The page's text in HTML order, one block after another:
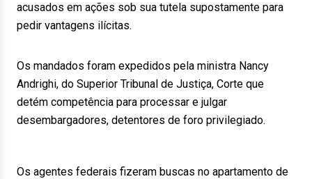
acusados em ações sob sua tutela supostamente para
pedir vantagens ilícitas.
Os mandados foram expedidos pela ministra Nancy
Andrighi, do Superior Tribunal de Justiça, Corte que
detém competência para processar e julgar
desembargadores, detentores de foro privilegiado.
Os agentes federais fizeram buscas no apartamento de